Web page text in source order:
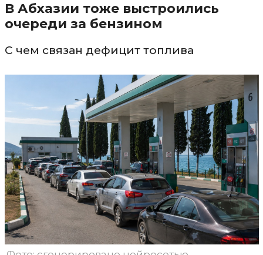
В Абхазии тоже выстроились
очереди за бензином
С чем связан дефицит топлива